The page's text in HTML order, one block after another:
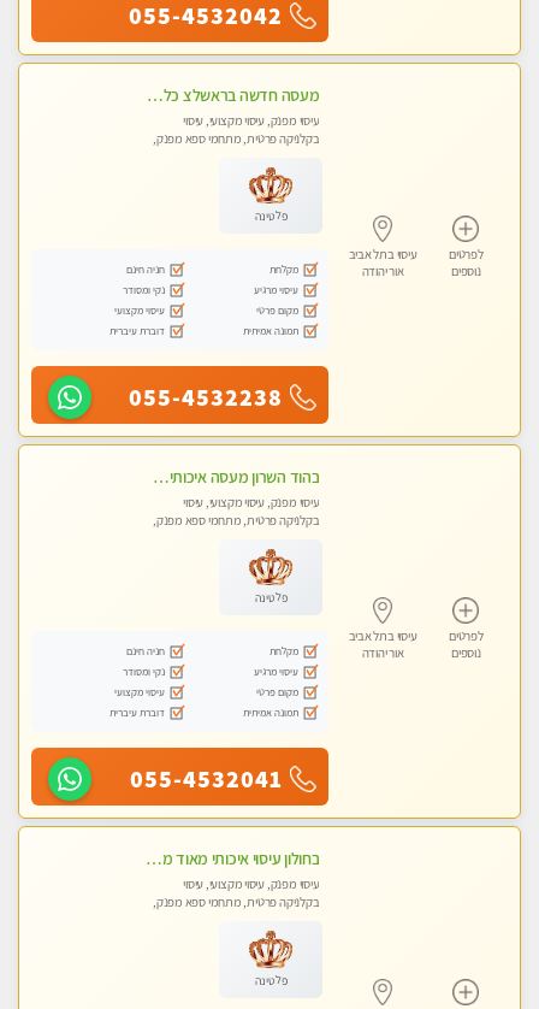
055-4532042
לפרטים
נוספים
עיסוי בתל אביב
אור יהודה
מעסה חדשה בראשלצ כל סוגי העיסויים מעסה מקצועית ואיכותית פרטי!!!
עיסוי מפנק, עיסוי מקצועי, עיסוי
בקלניקה פרטית, מתחמי ספא מפנק,
פלטינה
מקלחת
חניה חינם
עיסוי מרגיע
נקי ומסודר
מקום פרטי
עיסוי מקצועי
תמונה אמיתית
דוברת עיברית
055-4532238
לפרטים
נוספים
עיסוי בתל אביב
אור יהודה
בהוד השרון מעסה איכותית מקצועית ומפנקת מאוד
עיסוי מפנק, עיסוי מקצועי, עיסוי
בקלניקה פרטית, מתחמי ספא מפנק,
פלטינה
מקלחת
חניה חינם
עיסוי מרגיע
נקי ומסודר
מקום פרטי
עיסוי מקצועי
תמונה אמיתית
דוברת עיברית
055-4532041
בחולון עיסוי איכותי מאוד מעסה מקצועית
עיסוי מפנק, עיסוי מקצועי, עיסוי
בקלניקה פרטית, מתחמי ספא מפנק,
פלטינה